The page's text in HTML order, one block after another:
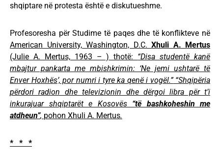
shqiptare në protesta është e diskutueshme.
Profesoresha për Studime të paqes dhe të konflikteve në
American University, Washington, D.C. Xhuli A. Mertus
(Julie A. Mertus, 1963 – ) thotë: “Disa studentë kanë
mbajtur pankarta me mbishkrimin: ‘Ne jemi ushtarë të
Enver Hoxhës’, por numri i tyre ka qenë i vogël.” “Shqipëria
përdori radion dhe televizionin dhe dërgoi libra për t’i
inkurajuar shqiptarët e Kosovës “të bashkoheshin me
atdheun”, pohon Xhuli A. Mertus.
* * *